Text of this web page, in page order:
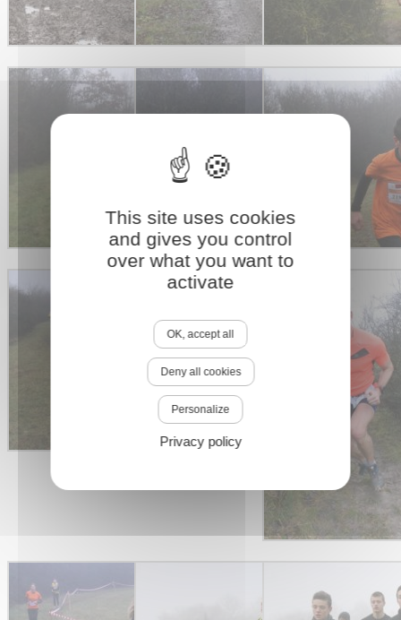
This site uses cookies
and gives you control
over what you want to
activate
OK, accept all
Deny all cookies
Personalize
Privacy policy